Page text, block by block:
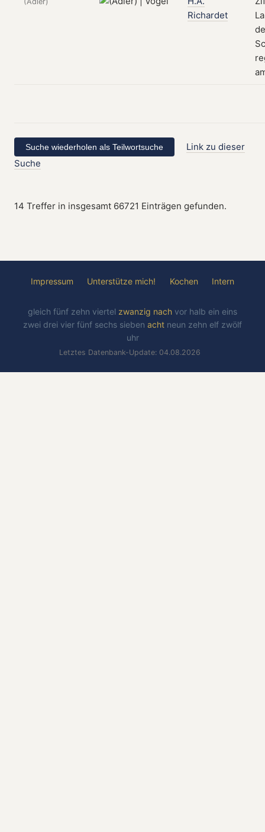
Richardet
Link zu dieser
Suche
14 Treffer in insgesamt 66721 Einträgen gefunden.
Impressum Unterstütze mich! Kochen Intern
gleich fünf zehn viertel zwanzig nach vor halb ein eins
zwei drei vier fünf sechs sieben acht neun zehn elf zwölf
uhr
Letztes Datenbank-Update: 04.08.2026